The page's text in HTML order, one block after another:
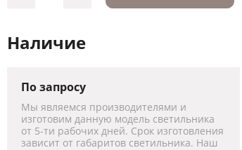
Наличие
По запросу
Мы являемся производителями и
изготовим данную модель светильника
от 5-ти рабочих дней. Срок изготовления
зависит от габаритов светильника. Наш